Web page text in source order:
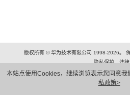
本站点使用Cookies，继续浏览表示您同意我
私政策>
版权所有 © 华为技术有限公司 1998-2026。
隐私保护
法